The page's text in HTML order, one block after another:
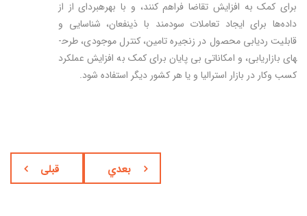
برای کمک به افزایش تقاضا فراهم کنند، و با بهره­بردای از از
داده‌ها برای ایجاد تعاملات سودمند با ذینفعان، شناسایی و
قابلیت ردیابی محصول در زنجیره تامین، کنترل موجودی، طرح­
های بازاریابی، و امکاناتی بی پایان برای کمک به افزایش عملکرد
کسب‌ وکار در بازار استرالیا و یا هر کشور دیگر استفاده شود.
قبلی بعدي